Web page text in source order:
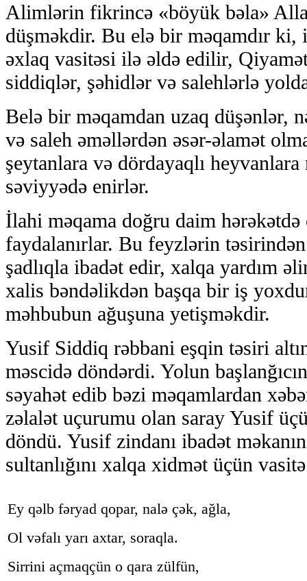
Alimlərin fikrincə «böyük bəla»
düşməkdir. Bu elə bir məqamdır ki,
əxlaq vasitəsi ilə əldə edilir,
siddiqlər, şəhidlər və salehlərlə
Belə bir məqamdan uzaq düşənlər,
və saleh əməllərdən əsər-əlamət
şeytanlara və dördayaqlı
səviyyədə enirlər.
İlahi məqama doğru daim
faydalanırlar. Bu feyzlərin
şadlıqla ibadət edir, xalqa yardım
xalis bəndəlikdən başqa bir iş
məhbubun ağuşuna yetişməkdir.
Yusif Siddiq rəbbani eşqin təsiri
məscidə döndərdi. Yolun
səyahət edib bəzi məqamlardan
zəlalət uçurumu olan saray Yusif
döndü. Yusif zindanı ibadət
sultanlığını xalqa xidmət üçün
Ey qəlb fəryad qopar, nalə çək, ağla,
Ol vəfalı yarı axtar, soraqla.
Sirrini açmaqçün o qara zülfün,